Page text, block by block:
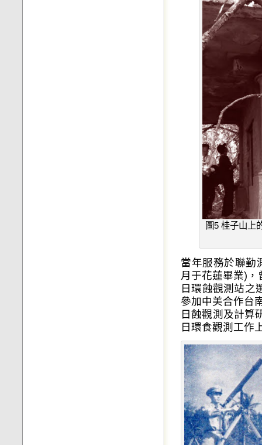
圖5 桂子山上
當年服務於聯勤
月于花蓮畢業)
日環蝕觀測站之
參加中美合作台
日蝕觀測及計算
日環食觀測工作